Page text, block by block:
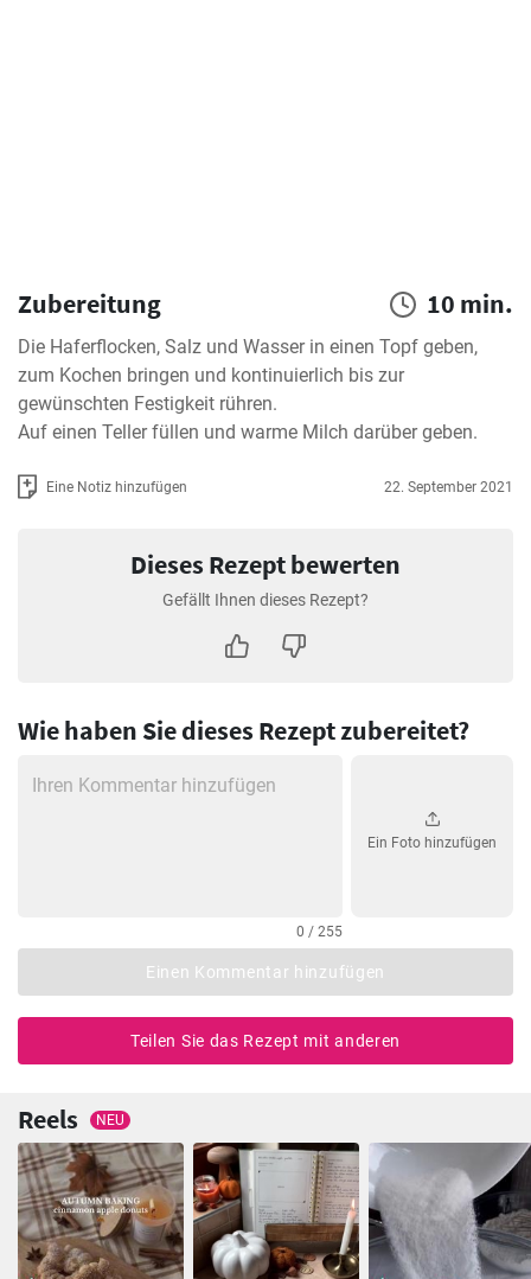
Zubereitung 10 min.
Die Haferflocken, Salz und Wasser in einen Topf geben,
zum Kochen bringen und kontinuierlich bis zur
gewünschten Festigkeit rühren.
Auf einen Teller füllen und warme Milch darüber geben.
Eine Notiz hinzufügen 22. September 2021
Dieses Rezept bewerten
Gefällt Ihnen dieses Rezept?
Wie haben Sie dieses Rezept zubereitet?
0 / 255
Ein Foto hinzufügen
Einen Kommentar hinzufügen
Teilen Sie das Rezept mit anderen
Reels NEU